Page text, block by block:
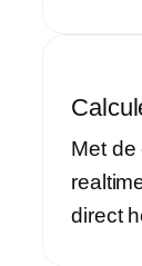
Met de
direct